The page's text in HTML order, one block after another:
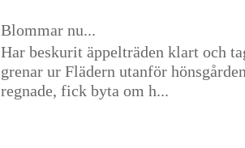
Blommar nu...
Har beskurit äppelträden klart och
grenar ur Flädern utanför
regnade, fick byta om h...